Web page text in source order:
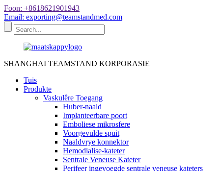
Foon: +8618621901943
Email: exporting@teamstandmed.com
SHANGHAI TEAMSTAND KORPORASIE
Tuis
Produkte
Vaskulêre Toegang
Huber-naald
Implanteerbare poort
Emboliese mikrosfere
Voorgevulde spuit
Naaldvrye konnektor
Hemodialise-kateter
Sentrale Veneuse Kateter
Perifeer ingevoegde sentrale veneuse kateters